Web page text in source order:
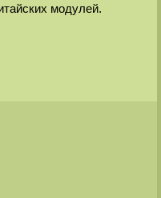
модулей.